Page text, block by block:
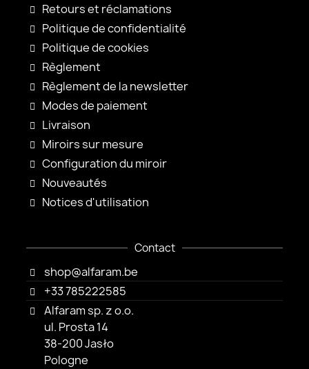
Retours et réclamations
Politique de confidentialité
Politique de cookies
Règlement
Règlement de la newsletter
Modes de paiement
Livraison
Miroirs sur mesure
Configuration du miroir
Nouveautés
Notices d'utilisation
Contact
shop@alfaram.be
+33 785222585
Alfaram sp. z o.o.
ul. Prosta 14
38-200 Jasło
Pologne